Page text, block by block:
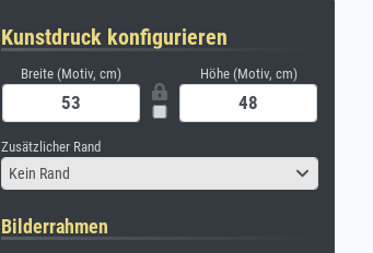
Kunstdruck konfigurieren
Breite (Motiv, cm) Höhe (Motiv, cm)
Zusätzlicher Rand
Kein Rand
Bilderrahmen